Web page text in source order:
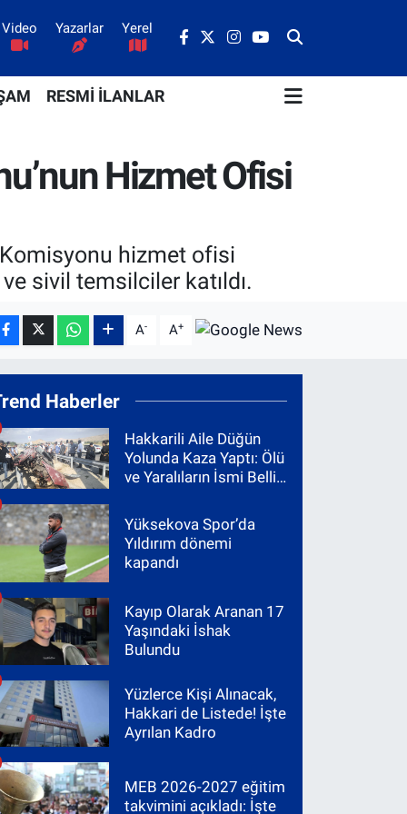
Video Yazarlar Yerel
RESMİ İLANLAR
Hizmet Ofisi
Komisyonu hizmet ofisi
sivil temsilciler katıldı.
A- A+
Haberler
Hakkarili Aile Düğün
Yolunda Kaza Yaptı: Ölü
ve Yaralıların İsmi Belli
Yüksekova Spor’da
Yıldırım dönemi
kapandı
Kayıp Olarak Aranan 17
Yaşındaki İshak
Bulundu
Yüzlerce Kişi Alınacak,
Hakkari de Listede! İşte
Ayrılan Kadro
MEB 2026-2027 eğitim
takvimini açıkladı: İşte